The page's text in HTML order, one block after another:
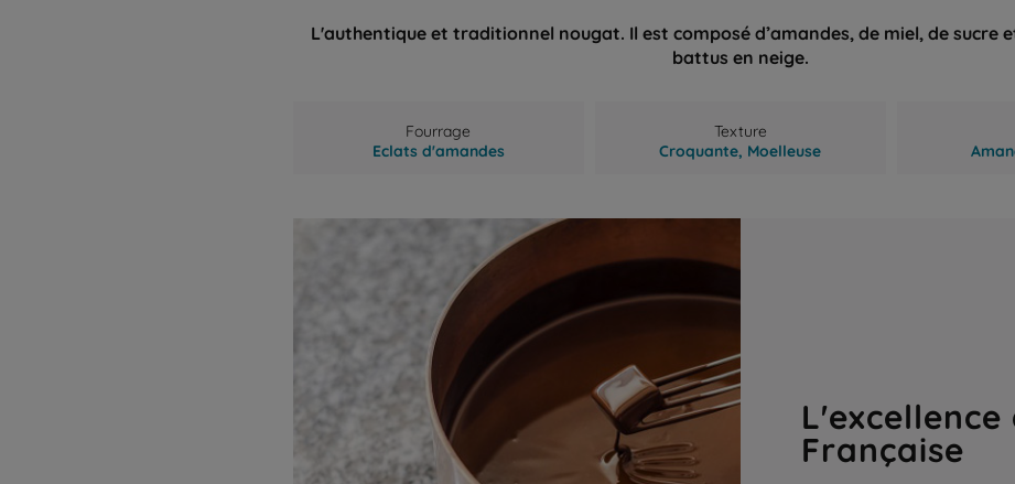
L'authentique et traditionnel nougat. Il est composé d’amandes, de miel, de sucre
battus en neige.
Fourrage
Eclats d'amandes
Texture
Croquante, Moelleuse
L'excellence
Française